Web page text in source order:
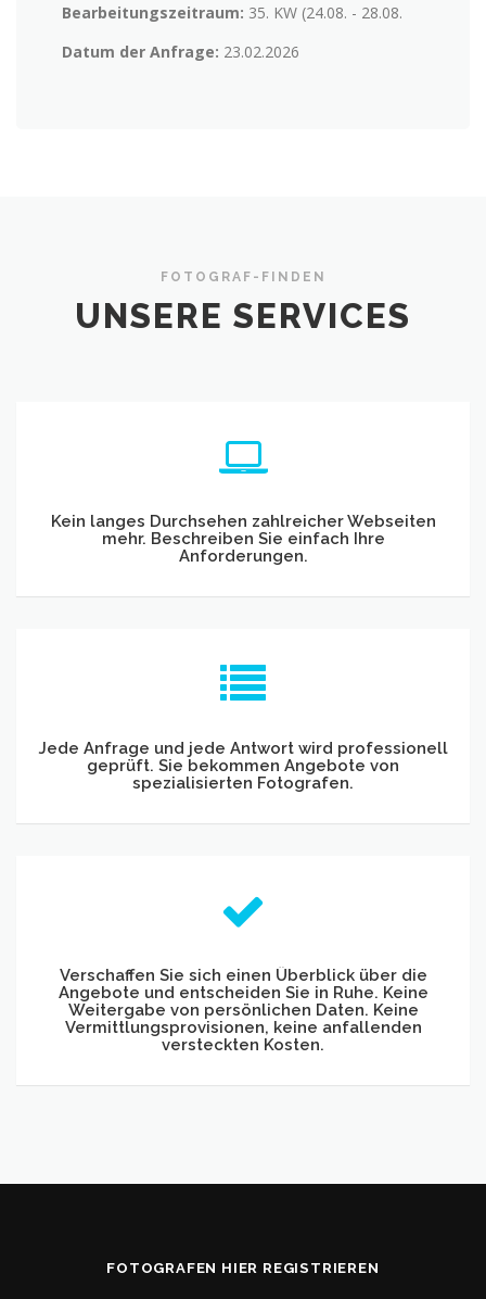
Bearbeitungszeitraum: 35. KW (24.08. - 28.08.
Datum der Anfrage: 23.02.2026
FOTOGRAF-FINDEN
UNSERE SERVICES
Kein langes Durchsehen zahlreicher Webseiten
mehr. Beschreiben Sie einfach Ihre
Anforderungen.
Jede Anfrage und jede Antwort wird professionell
geprüft. Sie bekommen Angebote von
spezialisierten Fotografen.
Verschaffen Sie sich einen Überblick über die
Angebote und entscheiden Sie in Ruhe. Keine
Weitergabe von persönlichen Daten. Keine
Vermittlungsprovisionen, keine anfallenden
versteckten Kosten.
FOTOGRAFEN HIER REGISTRIEREN